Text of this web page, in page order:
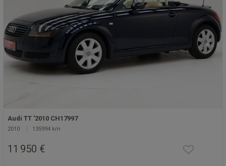
Audi TT '2010 CH17997
2010 135994 km
11 950 €